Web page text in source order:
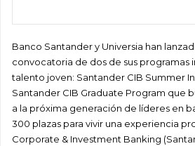
Banco Santander y Universia han
convocatoria de dos de sus programas
talento joven: Santander CIB Summer
Santander CIB Graduate Program que
a la próxima generación de líderes en
300 plazas para vivir una experiencia
Corporate & Investment Banking